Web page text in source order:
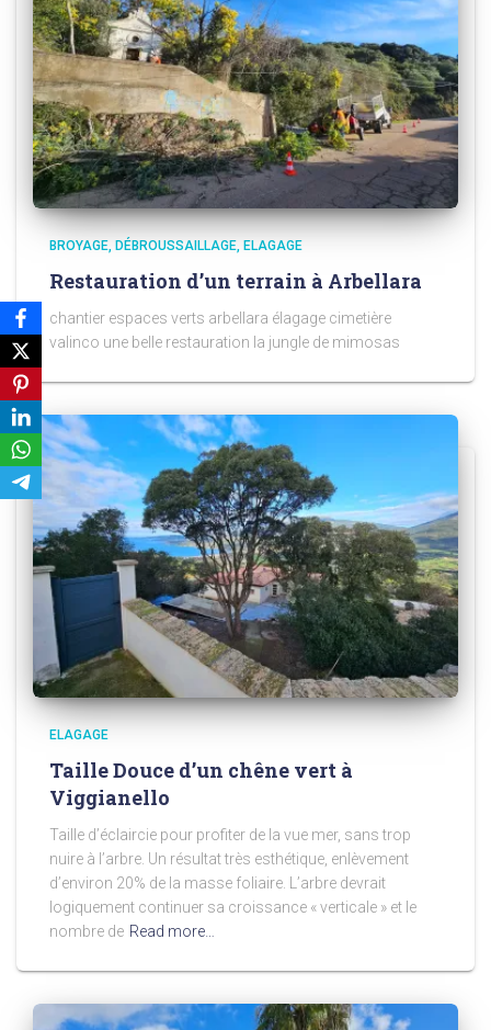
BROYAGE DÉBROUSSAILLAGE ELAGAGE
Restauration d’un terrain à Arbellara
chantier espaces verts arbellara élagage cimetière
valinco une belle restauration la jungle de mimosas
ELAGAGE
Taille Douce d’un chêne vert à
Viggianello
Taille d’éclaircie pour profiter de la vue mer, sans trop
nuire à l’arbre. Un résultat très esthétique, enlèvement
d’environ 20% de la masse foliaire. L’arbre devrait
logiquement continuer sa croissance « verticale » et le
nombre de Read more…